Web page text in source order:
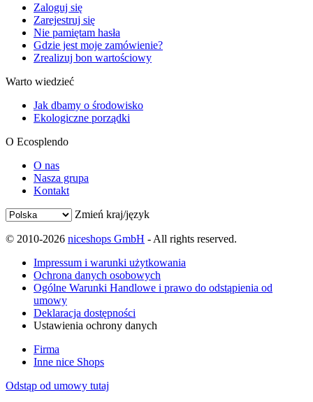
Zaloguj się
Zarejestruj się
Nie pamiętam hasła
Gdzie jest moje zamówienie?
Zrealizuj bon wartościowy
Warto wiedzieć
Jak dbamy o środowisko
Ekologiczne porządki
O Ecosplendo
O nas
Nasza grupa
Kontakt
Zmień kraj/język
© 2010-2026 niceshops GmbH - All rights reserved.
Impressum i warunki użytkowania
Ochrona danych osobowych
Ogólne Warunki Handlowe i prawo do odstąpienia od
umowy
Deklaracja dostępności
Ustawienia ochrony danych
Firma
Inne nice Shops
Odstąp od umowy tutaj